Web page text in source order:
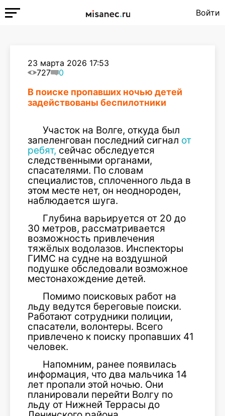
Войти
23 марта 2026 17:53
727
0
В поиске пропавших ночью детей
задействованы беспилотники
Участок на Волге, откуда был
запеленгован последний сигнал от
ребят, сейчас обследуется
следственными органами,
спасателями. По словам
специалистов, сплоченного льда в
этом месте нет, он неоднороден,
наблюдается шуга.
Глубина варьируется от 20 до
30 метров, рассматривается
возможность привлечения
тяжёлых водолазов. Инспекторы
ГИМС на судне на воздушной
подушке обследовали возможное
местонахождение детей.
Помимо поисковых работ на
льду ведутся береговые поиски.
Работают сотрудники полиции,
спасатели, волонтеры. Всего
привлечено к поиску пропавших 41
человек.
Напомним, ранее появилась
информация, что два мальчика 14
лет пропали этой ночью. Они
планировали перейти Волгу по
льду от Нижней Террасы до